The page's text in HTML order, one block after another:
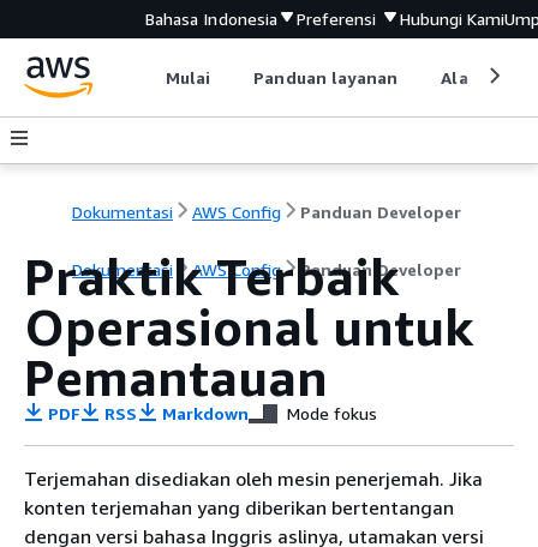
Bahasa Indonesia Preferensi Hubungi Kami
Mulai Panduan layanan Alat
Dokumentasi AWS Config Panduan Developer
Dokumentasi AWS Config Panduan Developer
Praktik Terbaik
Operasional untuk
Pemantauan
PDF RSS Markdown Mode fokus
Terjemahan disediakan oleh mesin penerjemah. Jika
konten terjemahan yang diberikan bertentangan
dengan versi bahasa Inggris aslinya, utamakan versi